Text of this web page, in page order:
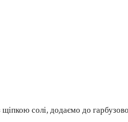
щіпкою солі, додаємо до